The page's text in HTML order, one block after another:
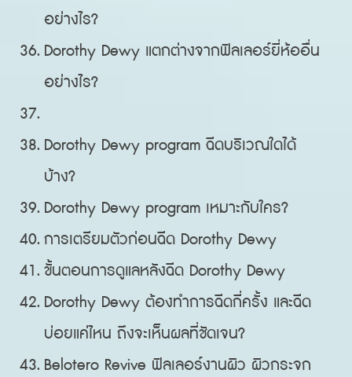
อย่างไร?
Dorothy Dewy แตกต่างจากฟิลเลอร์ยี่ห้ออื่น
อย่างไร?
Dorothy Dewy program ฉีดบริเวณใดได้
บ้าง?
Dorothy Dewy program เหมาะกับใคร?
การเตรียมตัวก่อนฉีด Dorothy Dewy
ขั้นตอนการดูแลหลังฉีด Dorothy Dewy
Dorothy Dewy ต้องทำการฉีดกี่ครั้ง และฉีด
บ่อยแค่ไหน ถึงจะเห็นผลที่ชัดเจน?
Belotero Revive ฟิลเลอร์งานผิว ผิวกระจก